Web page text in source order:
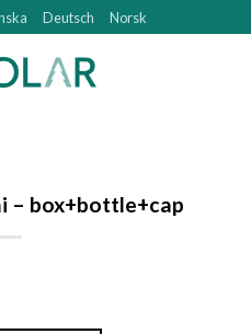
Deutsch Norsk
– box+bottle+cap